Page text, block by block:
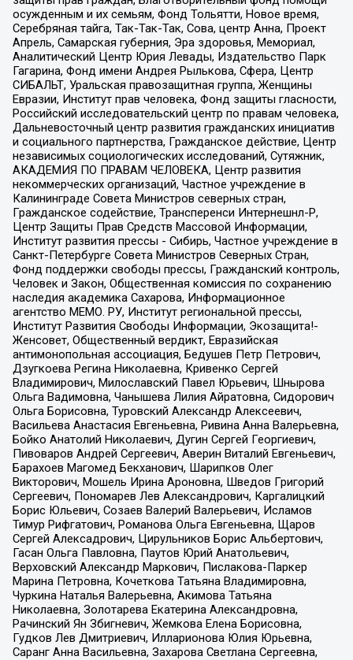
осужденным и их семьям, Фонд Тольятти, Новое время,
Серебряная тайга, Так-Так-Так, Сова, центр Анна, Проект
Апрель, Самарская губерния, Эра здоровья, Мемориал,
Аналитический Центр Юрия Левады, Издательство Парк
Гагарина, Фонд имени Андрея Рылькова, Сфера, Центр
СИБАЛЬТ, Уральская правозащитная группа, Женщины
Евразии, Институт прав человека, Фонд защиты гласности,
Российский исследовательский центр по правам человека,
Дальневосточный центр развития гражданских инициатив
и социального партнерства, Гражданское действие, Центр
независимых социологических исследований, Сутяжник,
АКАДЕМИЯ ПО ПРАВАМ ЧЕЛОВЕКА, Центр развития
некоммерческих организаций, Частное учреждение в
Калининграде Совета Министров северных стран,
Гражданское содействие, Трансперенси Интернешнл-Р,
Центр Защиты Прав Средств Массовой Информации,
Институт развития прессы - Сибирь, Частное учреждение в
Санкт-Петербурге Совета Министров Северных Стран,
Фонд поддержки свободы прессы, Гражданский контроль,
Человек и Закон, Общественная комиссия по сохранению
наследия академика Сахарова, Информационное
агентство МЕМО. РУ, Институт региональной прессы,
Институт Развития Свободы Информации, Экозащита!-
Женсовет, Общественный вердикт, Евразийская
антимонопольная ассоциация, Бедушев Петр Петрович,
Дзугкоева Регина Николаевна, Кривенко Сергей
Владимирович, Милославский Павел Юрьевич, Шнырова
Ольга Вадимовна, Чанышева Лилия Айратовна, Сидорович
Ольга Борисовна, Туровский Александр Алексеевич,
Васильева Анастасия Евгеньевна, Ривина Анна Валерьевна,
Бойко Анатолий Николаевич, Дугин Сергей Георгиевич,
Пивоваров Андрей Сергеевич, Аверин Виталий Евгеньевич,
Барахоев Магомед Бекханович, Шарипков Олег
Викторович, Мошель Ирина Ароновна, Шведов Григорий
Сергеевич, Пономарев Лев Александрович, Каргалицкий
Борис Юльевич, Созаев Валерий Валерьевич, Исламов
Тимур Рифгатович, Романова Ольга Евгеньевна, Щаров
Сергей Алексадрович, Цирульников Борис Альбертович,
Гасан Ольга Павловна, Паутов Юрий Анатольевич,
Верховский Александр Маркович, Пислакова-Паркер
Марина Петровна, Кочеткова Татьяна Владимировна,
Чуркина Наталья Валерьевна, Акимова Татьяна
Николаевна, Золотарева Екатерина Александровна,
Рачинский Ян Збигневич, Жемкова Елена Борисовна,
Гудков Лев Дмитриевич, Илларионова Юлия Юрьевна,
Саранг Анна Васильевна, Захарова Светлана Сергеевна,